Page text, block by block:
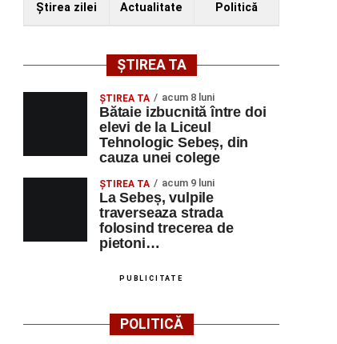
Ştirea zilei Actualitate Politică
ȘTIREA TA
ŞTIREA TA acum 8 luni
Bătaie izbucnită între doi
elevi de la Liceul
Tehnologic Sebeș, din
cauza unei colege
ŞTIREA TA acum 9 luni
La Sebeș, vulpile
traverseaza strada
folosind trecerea de
pietoni…
PUBLICITATE
POLITICĂ